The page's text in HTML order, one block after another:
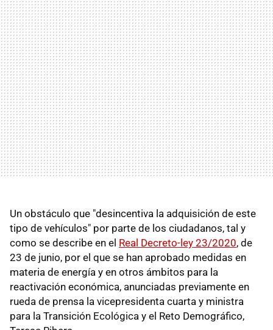
Un obstáculo que "desincentiva la adquisición de este
tipo de vehículos" por parte de los ciudadanos, tal y
como se describe en el Real Decreto-ley 23/2020, de
23 de junio, por el que se han aprobado medidas en
materia de energía y en otros ámbitos para la
reactivación económica, anunciadas previamente en
rueda de prensa la vicepresidenta cuarta y ministra
para la Transición Ecológica y el Reto Demográfico,